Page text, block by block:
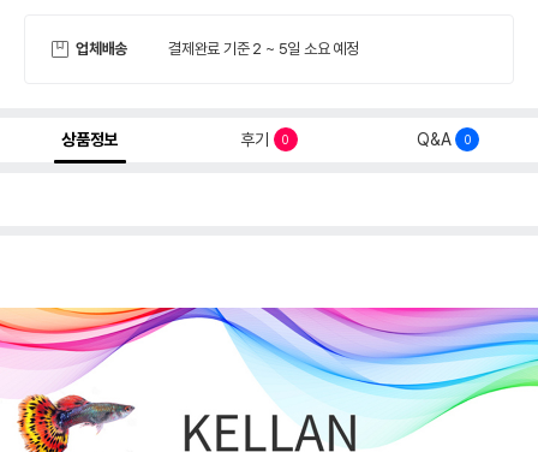
업체배송 결제완료 기준 2 ~ 5일 소요 예정
상품정보 후기 0 Q&A 0